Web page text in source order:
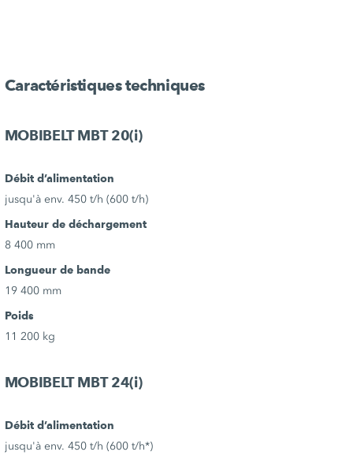
Caractéristiques techniques
MOBIBELT MBT 20(i)
Débit d’alimentation
jusqu'à env. 450 t/h (600 t/h)
Hauteur de déchargement
8 400 mm
Longueur de bande
19 400 mm
Poids
11 200 kg
MOBIBELT MBT 24(i)
Débit d’alimentation
jusqu'à env. 450 t/h (600 t/h*)